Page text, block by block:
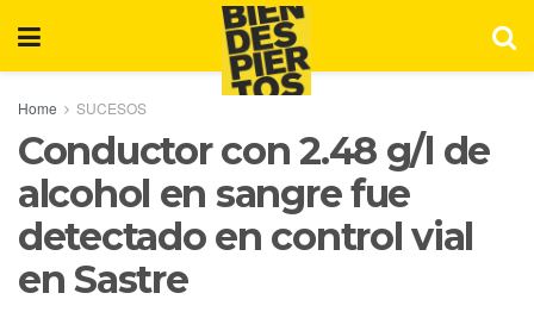
Home SUCESOS
Conductor con 2.48 g/l de
alcohol en sangre fue
detectado en control vial
en Sastre